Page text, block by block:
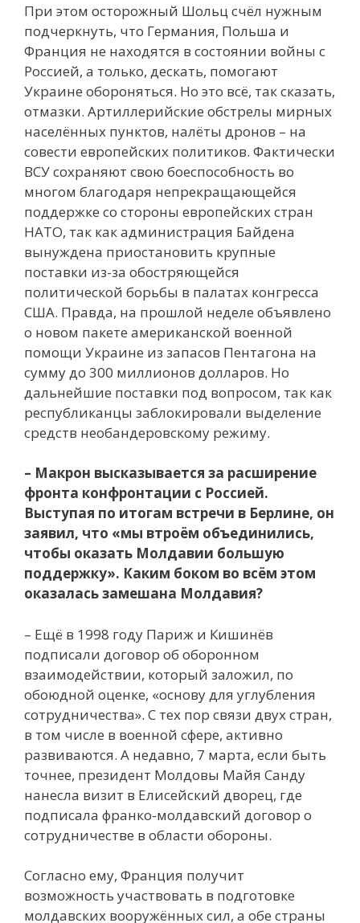
При этом осторожный Шольц счёл нужным
подчеркнуть, что Германия, Польша и
Франция не находятся в состоянии войны с
Россией, а только, дескать, помогают
Украине обороняться. Но это всё, так сказать,
отмазки. Артиллерийские обстрелы мирных
населённых пунктов, налёты дронов – на
совести европейских политиков. Фактически
ВСУ сохраняют свою боеспособность во
многом благодаря непрекращающейся
поддержке со стороны европейских стран
НАТО, так как администрация Байдена
вынуждена приостановить крупные
поставки из-за обостряющейся
политической борьбы в палатах конгресса
США. Правда, на прошлой неделе объявлено
о новом пакете американской военной
помощи Украине из запасов Пентагона на
сумму до 300 миллионов долларов. Но
дальнейшие поставки под вопросом, так как
республиканцы заблокировали выделение
средств необандеровскому режиму.
– Макрон высказывается за расширение
фронта конфронтации с Россией.
Выступая по итогам встречи в Берлине, он
заявил, что «мы втроём объединились,
чтобы оказать Молдавии большую
поддержку». Каким боком во всём этом
оказалась замешана Молдавия?
– Ещё в 1998 году Париж и Кишинёв
подписали договор об оборонном
взаимодействии, который заложил, по
обоюдной оценке, «основу для углубления
сотрудничества». С тех пор связи двух стран,
в том числе в военной сфере, активно
развиваются. А недавно, 7 марта, если быть
точнее, президент Молдовы Майя Санду
нанесла визит в Елисейский дворец, где
подписала франко-молдавский договор о
сотрудничестве в области обороны.
Согласно ему, Франция получит
возможность участвовать в подготовке
молдавских вооружённых сил, а обе страны